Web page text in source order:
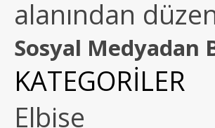
alanından
Sosyal Medyadan
KATEGORİLER
Elbise